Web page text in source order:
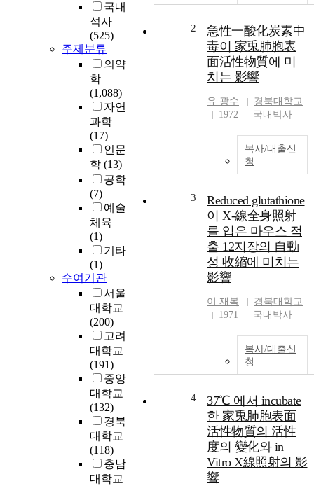
국내
석사
(525)
주제분류
의약
학
(1,088)
자연
과학
(17)
인문
학 (13)
공학
(7)
예술
체육
(1)
기타
(1)
수여기관
서울
대학교
(200)
고려
대학교
(191)
중앙
대학교
(132)
경북
대학교
(118)
충남
대학교
2
急性一酸化炭素中
毒이 家兎肺胞表
面活性物質에 미
치는 影響
유 광수
경북대학교
1972
국내박사
복사/대출신
청
3
Reduced glutathione
이 X-線全身照射
를 입은 마우스 적
출 12지장의 自動
성 收縮에 미치는
影響
이 재복
경북대학교
1971
국내박사
복사/대출신
청
4
37℃ 에서 incubate
한 家兎肺胞表面
活性物質의 活性
度의 變化와 in
Vitro X線照射의 影
響